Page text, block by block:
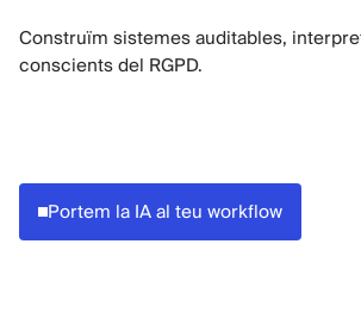
Construïm sistemes auditables,
conscients del RGPD.
Portem la IA al teu workflow